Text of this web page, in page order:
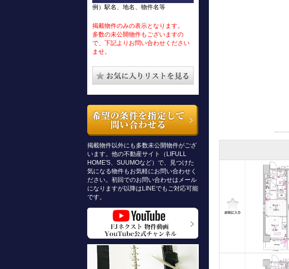
例）駅名、地名、物件名等
掲載物件のみの表示となります。
多数の未公開物件もございますの
で、下記よりお問い合わせください
ませ。
掲載物件以外にも多数未公開物件がござ
います。他の不動産サイト（LIFULL
HOME'S、SUUMOなど）で、見つけた
気になる物件もお気軽にお問い合わせく
ださい。初回でのお問い合わせはメール
になりますが以降はLINEでもご対応可能
です。